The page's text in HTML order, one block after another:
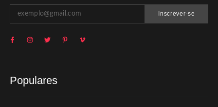
Inscrever-se
Populares